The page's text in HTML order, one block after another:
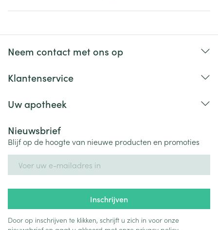
Neem contact met ons op
Klantenservice
Uw apotheek
Nieuwsbrief
Blijf op de hoogte van nieuwe producten en promoties
Inschrijven
Door op inschrijven te klikken, schrijft u zich in voor onze